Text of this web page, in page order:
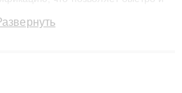
лет. Наши мастера решают